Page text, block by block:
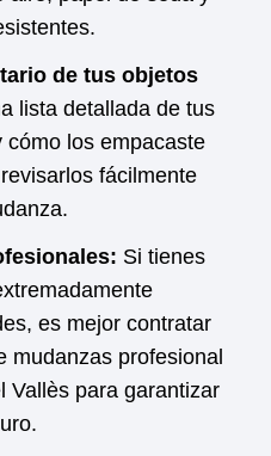
de tus objetos
lista detallada de tus
cómo los empacaste
fácilmente
Si tienes
es mejor contratar
mudanzas profesional
Vallès para garantizar